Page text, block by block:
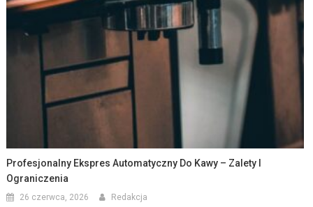
Profesjonalny Ekspres Automatyczny Do Kawy – Zalety I
Ograniczenia
26 czerwca, 2026 Redakcja